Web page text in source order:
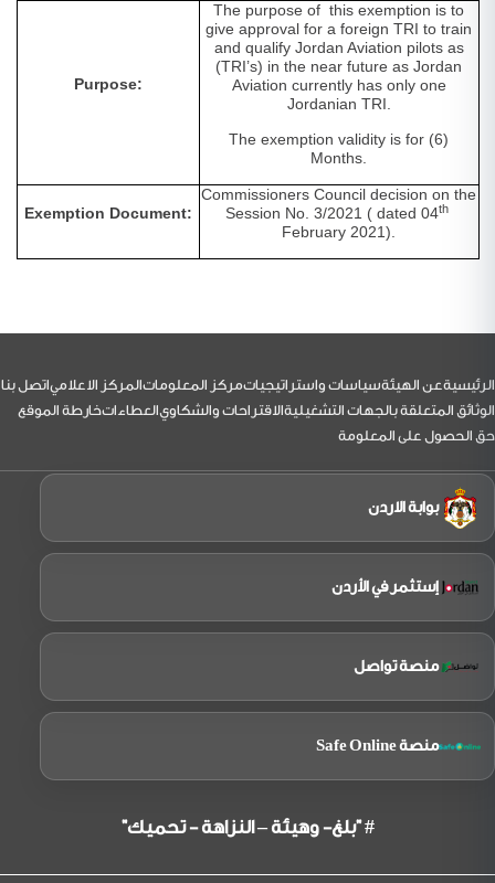
Purpose:
The purpose of this exemption is to
give approval for a foreign TRI to train
and qualify Jordan Aviation pilots as
(TRI’s) in the near future as Jordan
Aviation currently has only one
Jordanian TRI.
The exemption validity is for (6)
Months.
Exemption Document:
Commissioners Council decision on the
Session No. 3/2021 ( dated 04th
February 2021).
التذييل
الرئيسيةعن الهيئةسياسات واستراتيجياتمركز المعلوماتالمركز الاعلامياتصل بنا
الوثائق المتعلقة بالجهات التشغيليةالاقتراحات والشكاويالعطاءاتخارطة الموقع
حق الحصول على المعلومة
بوابة الاردن
إستثمر في الأردن
منصة تواصل
منصة Safe Online
# "بلغ- وهيئة – النزاهة - تحميك"